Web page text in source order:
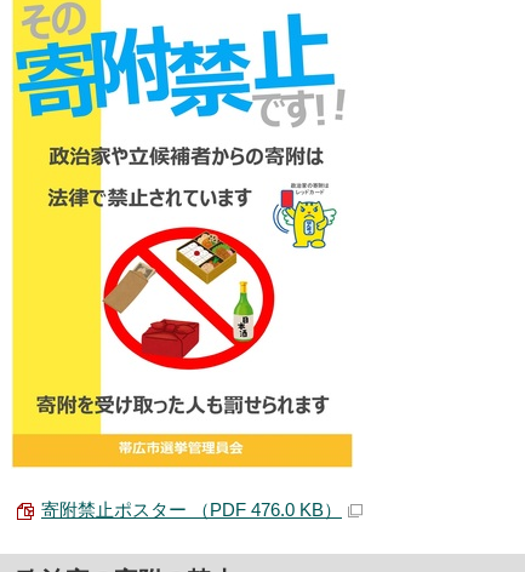
寄附禁止ポスター （PDF 476.0 KB）